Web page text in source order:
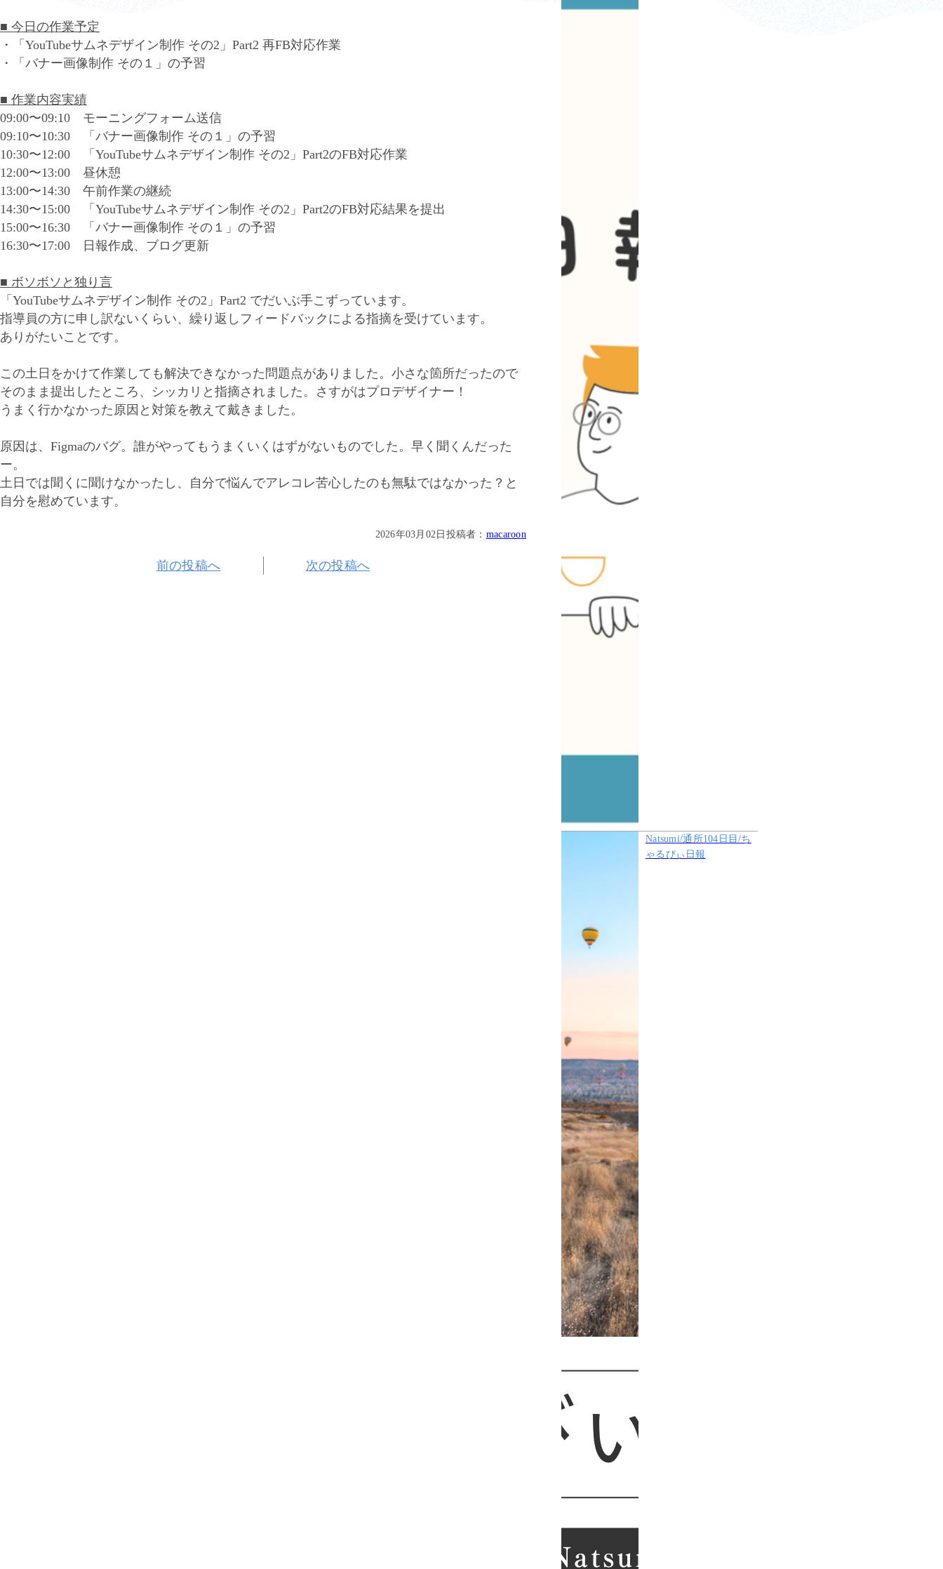
■ 今日の作業予定
・「YouTubeサムネデザイン制作 その2」Part2 再FB対応作業
・「バナー画像制作 その１」の予習
■ 作業内容実績
09:00〜09:10 モーニングフォーム送信
09:10〜10:30 「バナー画像制作 その１」の予習
10:30〜12:00 「YouTubeサムネデザイン制作 その2」Part2のFB対応作業
12:00〜13:00 昼休憩
13:00〜14:30 午前作業の継続
14:30〜15:00 「YouTubeサムネデザイン制作 その2」Part2のFB対応結果を提出
15:00〜16:30 「バナー画像制作 その１」の予習
16:30〜17:00 日報作成、ブログ更新
■ ボソボソと独り言
「YouTubeサムネデザイン制作 その2」Part2 でだいぶ手こずっています。
指導員の方に申し訳ないくらい、繰り返しフィードバックによる指摘を受けています。
ありがたいことです。
この土日をかけて作業しても解決できなかった問題点がありました。小さな箇所だったので
そのまま提出したところ、シッカリと指摘されました。さすがはプロデザイナー！
うまく行かなかった原因と対策を教えて戴きました。
原因は、Figmaのバグ。誰がやってもうまくいくはずがないものでした。早く聞くんだった
ー。
土日では聞くに聞けなかったし、自分で悩んでアレコレ苦心したのも無駄ではなかった？と
自分を慰めています。
2026年03月02日 投稿者： macaroon
前の投稿へ 次の投稿へ
Natsumi/通所104日目/ち
ゃるびぃ日報